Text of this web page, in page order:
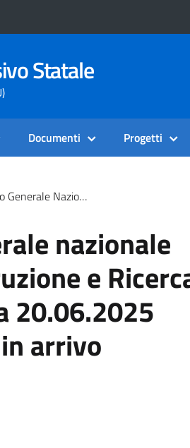
Statale
Documenti Progetti
Istruzione E Ricerca – Settore Scuola 20.06.2025 Esterni Posta In Arrivo
nazionale
e
20.06.2025
arrivo